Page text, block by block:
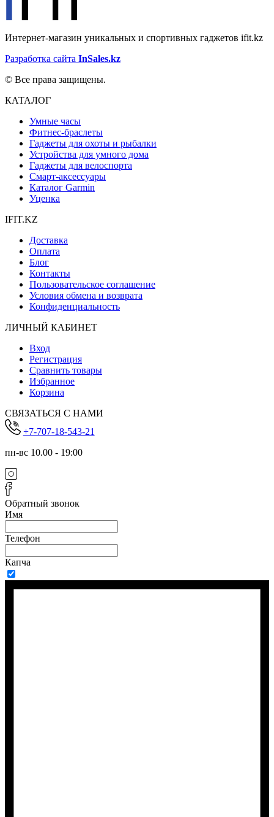
Интернет-магазин уникальных и спортивных гаджетов ifit.kz
Разработка сайта InSales.kz
© Все права защищены.
КАТАЛОГ
Умные часы
Фитнес-браслеты
Гаджеты для охоты и рыбалки
Устройства для умного дома
Гаджеты для велоспорта
Смарт-аксессуары
Каталог Garmin
Уценка
IFIT.KZ
Доставка
Оплата
Блог
Контакты
Пользовательское соглашение
Условия обмена и возврата
Конфиденциальность
ЛИЧНЫЙ КАБИНЕТ
Вход
Регистрация
Сравнить товары
Избранное
Корзина
СВЯЗАТЬСЯ С НАМИ
+7-707-18-543-21
пн-вс 10.00 - 19:00
Обратный звонок
Имя
Телефон
Капча